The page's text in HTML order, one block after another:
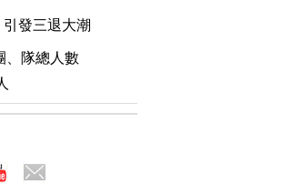
引發三退大潮
、隊總人數